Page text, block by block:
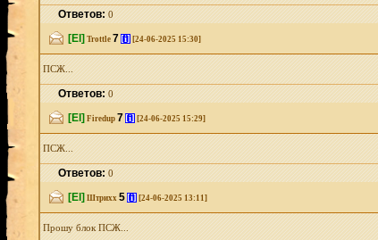
Ответов:0
[El] Trottle 7 [i] [24-06-2025 15:30]
ПСЖ...
Ответов:0
[El] Firedup 7 [i] [24-06-2025 15:29]
ПСЖ...
Ответов:0
[El] Штрихх 5 [i] [24-06-2025 13:11]
Прошу блок ПСЖ...